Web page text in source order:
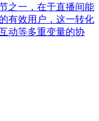
之一，在于直播间能
有效用户，这一转化
动等多重变量的协